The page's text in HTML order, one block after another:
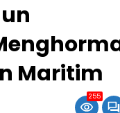
Maritim
255